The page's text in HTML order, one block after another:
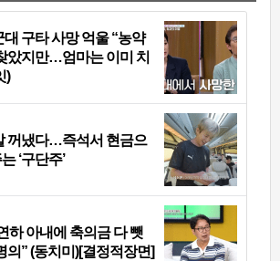
대 구타 사망 억울 “농약
았지만…엄마는 이미 치
)
꺼냈다…즉석서 현금으
‘구단주’
하 아내에 축의금 다 뺏
의” (동치미)[결정적장면]